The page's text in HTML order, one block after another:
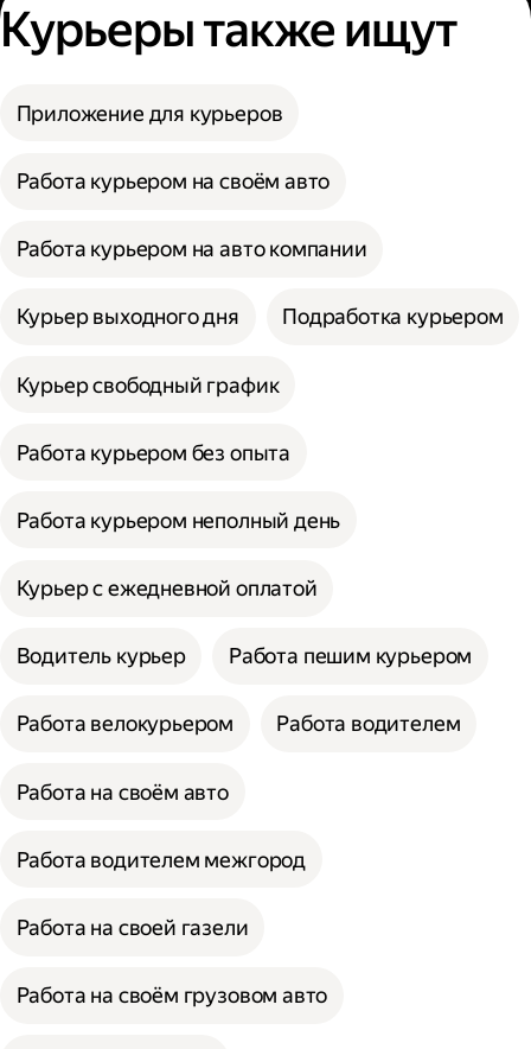
Курьеры также ищут
Приложение для курьеров
Работа курьером на своём авто
Работа курьером на авто компании
Курьер выходного дня Подработка курьером
Курьер свободный график
Работа курьером без опыта
Работа курьером неполный день
Курьер с ежедневной оплатой
Водитель курьер Работа пешим курьером
Работа велокурьером Работа водителем
Работа на своём авто
Работа водителем межгород
Работа на своей газели
Работа на своём грузовом авто